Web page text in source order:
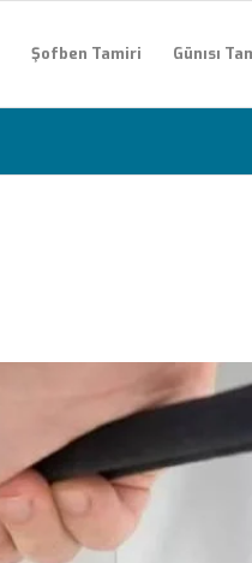
Şofben Tamiri Günısı